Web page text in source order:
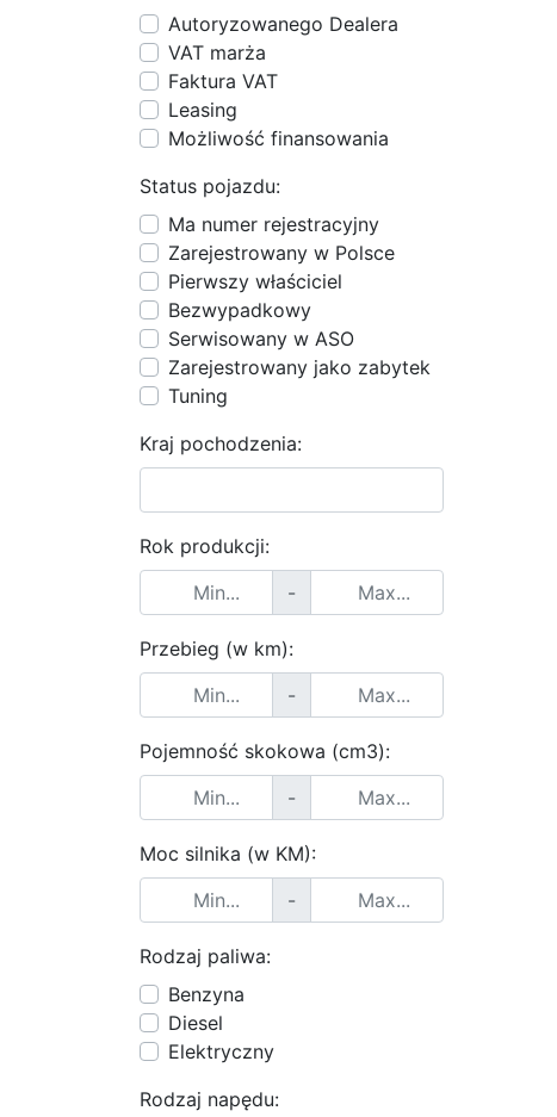
Autoryzowanego Dealera
VAT marża
Faktura VAT
Leasing
Możliwość finansowania
Status pojazdu:
Ma numer rejestracyjny
Zarejestrowany w Polsce
Pierwszy właściciel
Bezwypadkowy
Serwisowany w ASO
Zarejestrowany jako zabytek
Tuning
Kraj pochodzenia:
Rok produkcji:
-
Przebieg (w km):
-
Pojemność skokowa (cm3):
-
Moc silnika (w KM):
-
Rodzaj paliwa:
Benzyna
Diesel
Elektryczny
Rodzaj napędu: